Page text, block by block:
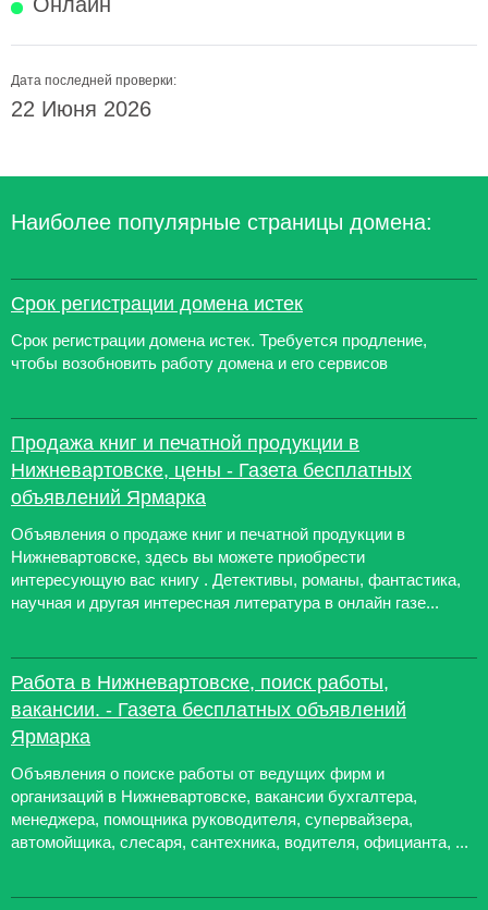
Дата последней проверки:
22 Июня 2026
Наиболее популярные страницы домена:
Срок регистрации домена истек
Срок регистрации домена истек. Требуется продление,
чтобы возобновить работу домена и его сервисов
Продажа книг и печатной продукции в
Нижневартовске, цены - Газета бесплатных
объявлений Ярмарка
Объявления о продаже книг и печатной продукции в
Нижневартовске, здесь вы можете приобрести
интересующую вас книгу . Детективы, романы, фантастика,
научная и другая интересная литература в онлайн газе...
Работа в Нижневартовске, поиск работы,
вакансии. - Газета бесплатных объявлений
Ярмарка
Объявления о поиске работы от ведущих фирм и
организаций в Нижневартовске, вакансии бухгалтера,
менеджера, помощника руководителя, супервайзера,
автомойщика, слесаря, сантехника, водителя, официанта, ...